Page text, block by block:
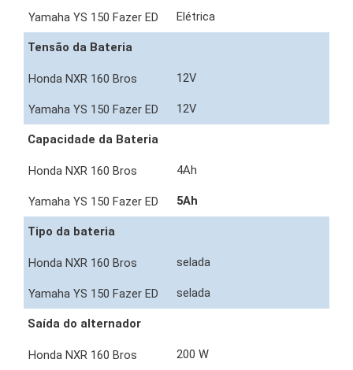
Elétrica
Tensão da Bateria
12V
12V
Capacidade da Bateria
4Ah
5Ah
Tipo da bateria
selada
selada
Saída do alternador
200 W